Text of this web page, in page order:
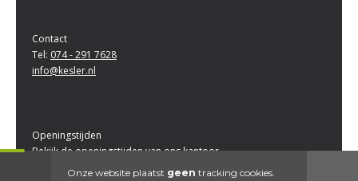
Contact
Tel: 074 - 291 7628
info@kesler.nl
Openingstijden
Bekijk de openingstijden van ons kantoor
Onze website plaatst geen tracking cookies.